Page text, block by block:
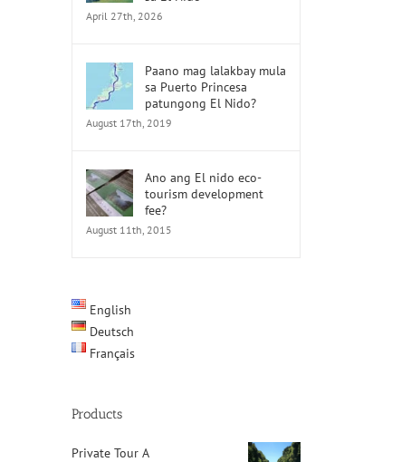
April 27th, 2026
Paano mag lalakbay mula
sa Puerto Princesa
patungong El Nido?
August 17th, 2019
Ano ang El nido eco-
tourism development
fee?
August 11th, 2015
English
Deutsch
Français
Products
Private Tour A